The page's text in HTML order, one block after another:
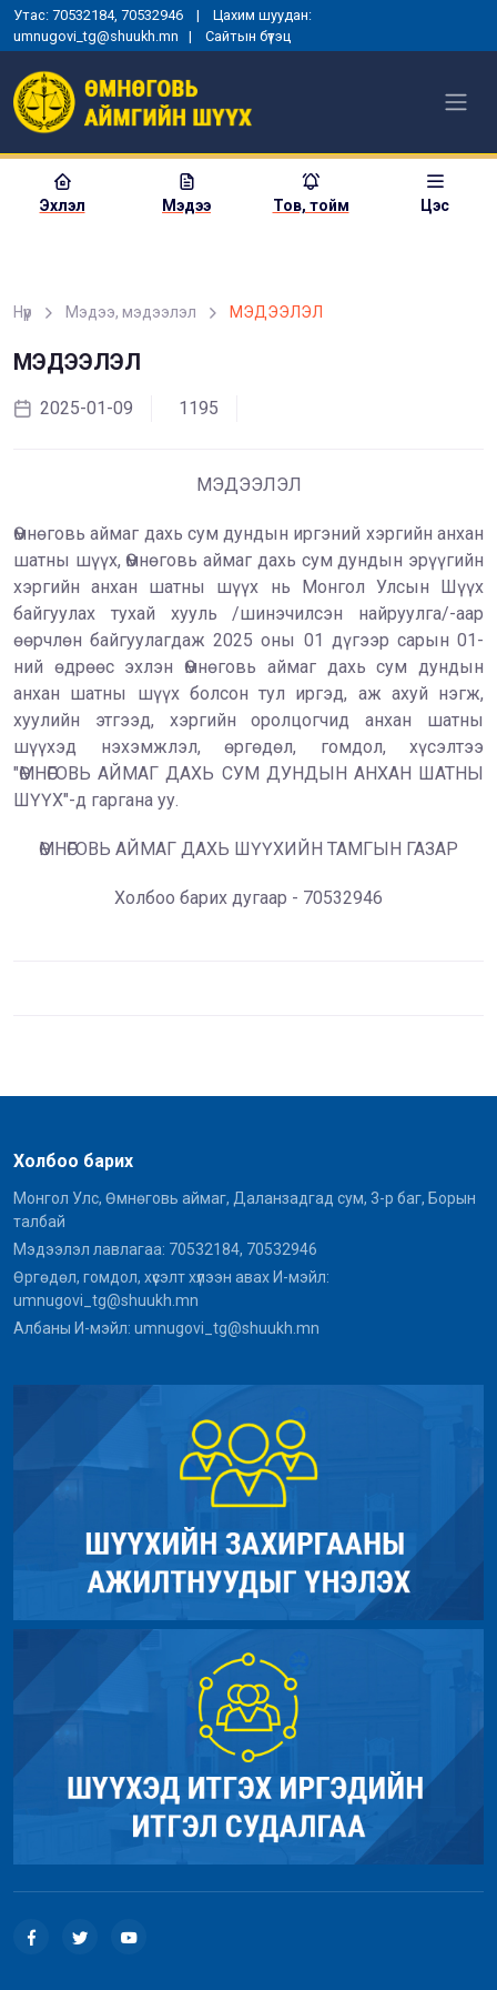
Утас: 70532184, 70532946 | Цахим шуудан:
umnugovi_tg@shuukh.mn | Сайтын бүтэц
Эхлэл Мэдээ Тов, тойм Цэс
Нүүр Мэдээ, мэдээлэл МЭДЭЭЛЭЛ
МЭДЭЭЛЭЛ
2025-01-09 1195
МЭДЭЭЛЭЛ
Өмнөговь аймаг дахь сум дундын иргэний хэргийн анхан
шатны шүүх, Өмнөговь аймаг дахь сум дундын эрүүгийн
хэргийн анхан шатны шүүх нь Монгол Улсын Шүүх
байгуулах тухай хууль /шинэчилсэн найруулга/-аар
өөрчлөн байгуулагдаж 2025 оны 01 дүгээр сарын 01-
ний өдрөөс эхлэн Өмнөговь аймаг дахь сум дундын
анхан шатны шүүх болсон тул иргэд, аж ахуй нэгж,
хуулийн этгээд, хэргийн оролцогчид анхан шатны
шүүхэд нэхэмжлэл, өргөдөл, гомдол, хүсэлтээ
"ӨМНӨГОВЬ АЙМАГ ДАХЬ СУМ ДУНДЫН АНХАН ШАТНЫ
ШҮҮХ"-д гаргана уу.
ӨМНӨГОВЬ АЙМАГ ДАХЬ ШҮҮХИЙН ТАМГЫН ГАЗАР
Холбоо барих дугаар - 70532946
МОНГОЛ УЛСЫН
ГАРДУУЛАХ ЁСЛОЛЫН АРГА
2025-01-03
Холбоо барих
Монгол Улс, Өмнөговь аймаг, Даланзадгад сум, 3-р баг, Борын
талбай
Мэдээлэл лавлагаа: 70532184, 70532946
Өргөдөл, гомдол, хүсэлт хүлээн авах И-мэйл:
umnugovi_tg@shuukh.mn
Албаны И-мэйл: umnugovi_tg@shuukh.mn